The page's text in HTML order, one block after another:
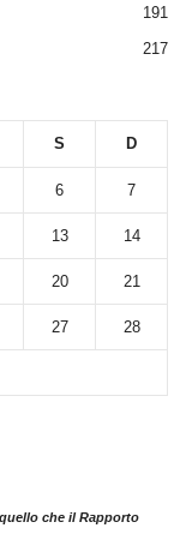
191
217
S D
6 7
13 14
20 21
27 28
che il Rapporto